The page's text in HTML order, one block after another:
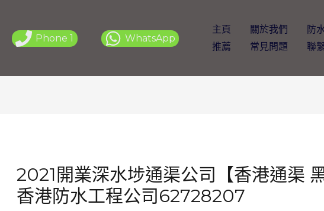
Phone 1 WhatsApp
主頁 關於我們 防
推薦
常見問題 聯
2021開業深水埗通渠公司【香港通渠
香港防水工程公司62728207